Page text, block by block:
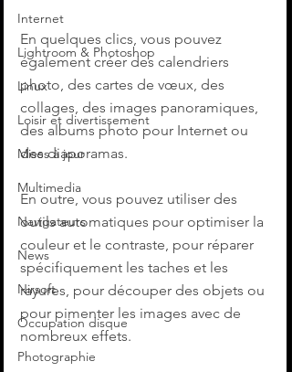
Internet
Lightroom & Photoshop
Linux
Loisir et divertissement
Mises à jour
Multimedia
Navigateurs
News
Nirsoft
Occupation disque
Photographie
En quelques clics, vous pouvez
également créer des calendriers
photo, des cartes de vœux, des
collages, des images panoramiques,
des albums photo pour Internet ou
des diaporamas.
En outre, vous pouvez utiliser des
outils automatiques pour optimiser la
couleur et le contraste, pour réparer
spécifiquement les taches et les
rayures, pour découper des objets ou
pour pimenter les images avec de
nombreux effets.